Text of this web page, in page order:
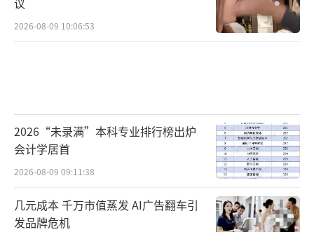
2026-08-09 10:06:53
2026“未录满”本科专业排行榜出炉
会计学居首
2026-08-09 09:11:38
几元成本 千万市值蒸发 AI广告翻车引
发品牌危机